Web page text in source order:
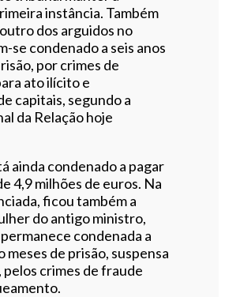
instância. Também
dos arguidos no
se condenado a seis anos
por crimes de
ato ilícito e
capitais, segundo a
da Relação hoje
ainda condenado a pagar
4,9 milhões de euros. Na
ficou também a
do antigo ministro,
condenada a
meses de prisão, suspensa
crimes de fraude